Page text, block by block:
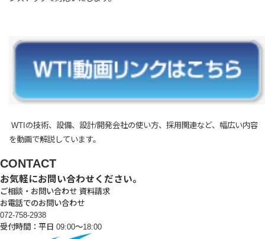
WTIの技術、設備、設計/開発会社の使い方、採用関連など、幅広い内容
を動画で解説しています。
CONTACT
お気軽にお問い合わせください。
ご相談・お問い合わせ 資料請求
お電話でのお問い合わせ
072-758-2938
受付時間：平日 09:00～18:00